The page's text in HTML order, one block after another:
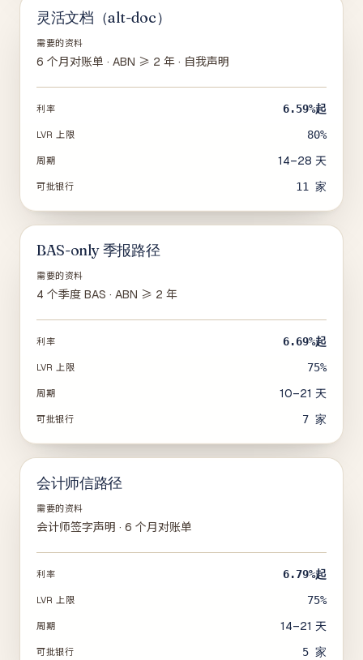
灵活文档（alt-doc）
需要的资料
6 个月对账单 · ABN ≥ 2 年 · 自我声明
利率 6.59%起
LVR 上限 80%
周期 14–28 天
可批银行 11 家
BAS-only 季报路径
需要的资料
4 个季度 BAS · ABN ≥ 2 年
利率 6.69%起
LVR 上限 75%
周期 10–21 天
可批银行 7 家
会计师信路径
需要的资料
会计师签字声明 · 6 个月对账单
利率 6.79%起
LVR 上限 75%
周期 14–21 天
可批银行 5 家